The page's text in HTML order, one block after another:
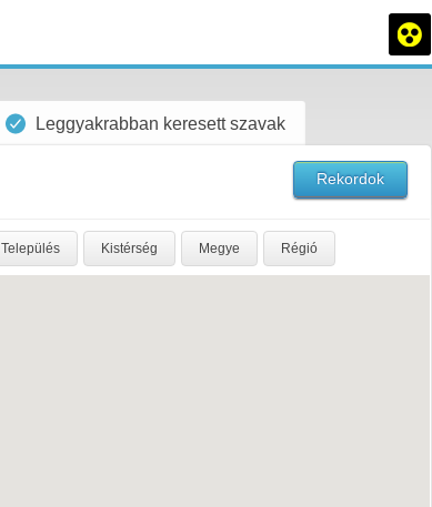
Leggyakrabban keresett szavak
Rekordok
Település Kistérség Megye Régió